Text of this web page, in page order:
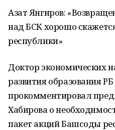
Азат Янгиров:
над БСК хорошо
республики»
Доктор экономических
развития образования
прокомментировал
Хабирова о
пакет акций Башсоды